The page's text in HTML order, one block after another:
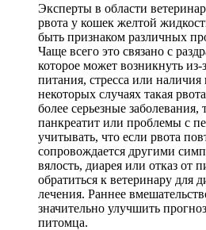
Эксперты в области
рвота у кошек желтой
быть признаком различных
Чаще всего это связано с
которое может возникнуть из-
питания, стресса или
некоторых случаях такая
более серьезные заболевания,
панкреатит или проблемы с
учитывать, что если рвота
сопровождается другими
вялость, диарея или отказ от
обратиться к ветеринару для
лечения. Раннее
значительно улучшить
питомца.